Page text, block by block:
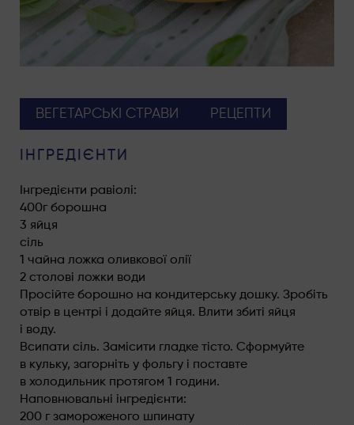
ІНГРЕДІЄНТИ
Інгредієнти равіолі:
400г борошна
3 яйця
сіль
1 чайна ложка оливкової олії
2 столові ложки води
Просійте борошно на кондитерську дошку. Зробіть
отвір в центрі і додайте яйця. Влити збиті яйця
і воду.
Всипати сіль. Замісити гладке тісто. Сформуйте
в кульку, загорніть у фольгу і поставте
в холодильник протягом 1 години.
Наповнювальні інгредієнти:
200 г замороженого шпинату
ВЕГЕТАРСЬКІ СТРАВИ РЕЦЕПТИ